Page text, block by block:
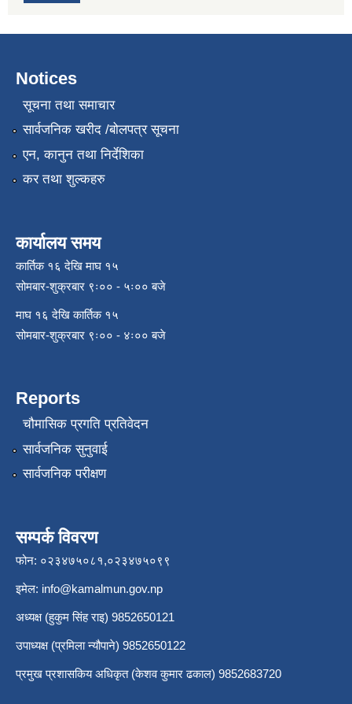
Notices
सूचना तथा समाचार
सार्वजनिक खरीद /बोलपत्र सूचना
एन, कानुन तथा निर्देशिका
कर तथा शुल्कहरु
कार्यालय समय
कार्तिक १६ देखि माघ १५
सोमबार-शुक्रबार ९ः०० - ५ः०० बजे
माघ १६ देखि कार्तिक १५
सोमबार-शुक्रबार ९ः०० - ४ः०० बजे
Reports
चौमासिक प्रगति प्रतिवेदन
सार्वजनिक सुनुवाई
सार्वजनिक परीक्षण
सम्पर्क विवरण
फोन: ०२३४७५०८१,०२३४७५०९९
इमेल: info@kamalmun.gov.np
अध्यक्ष (हुकुम सिंह राइ) 9852650121
उपाध्यक्ष (प्रमिला न्यौपाने) 9852650122
प्रमुख प्रशासकिय अधिकृत (केशव कुमार ढकाल) 9852683720